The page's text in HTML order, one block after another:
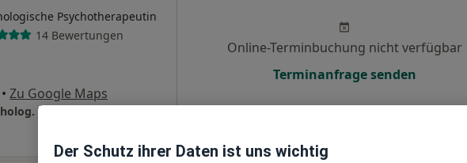
Psychotherapeutin
14 Bewertungen
• Zu Google Maps
Psychotherapeutin
Online-Terminbuchung nicht verfügbar
Terminanfrage senden
Der Schutz ihrer Daten ist uns wichtig